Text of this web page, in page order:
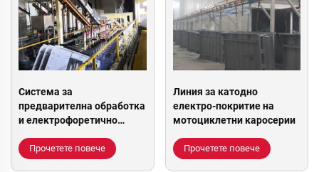
Система за
предварителна обработка
и електрофоретично
покритие)
Прочетете повече
Линия за катодно
електро-покритие на
мотоциклетни каросерии
Прочетете повече